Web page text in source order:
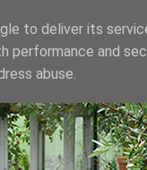
to deliver its
performance and
abuse.